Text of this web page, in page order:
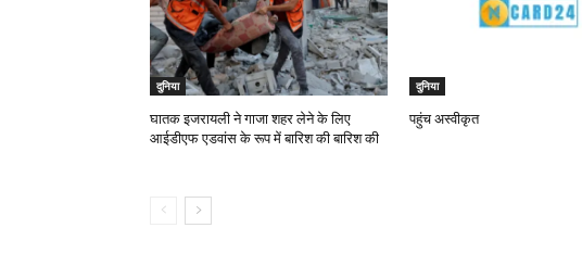
दुनिया
घातक इजरायली ने गाजा शहर लेने के लिए
आईडीएफ एडवांस के रूप में बारिश की बारिश की
दुनिया
पहुंच अस्वीकृत